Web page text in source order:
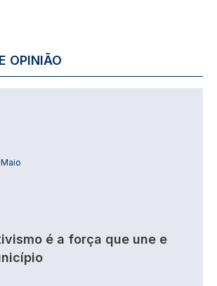
OPINIÃO
é a força que une e